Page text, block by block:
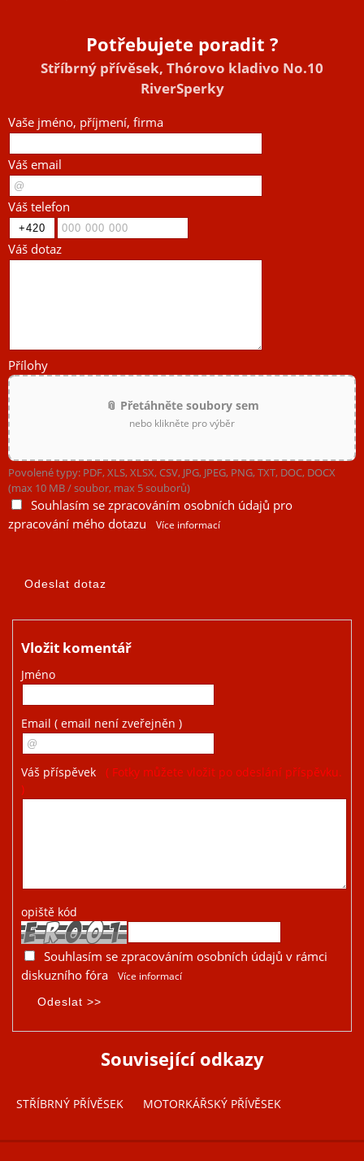
Potřebujete poradit ?
Stříbrný přívěsek, Thórovo kladivo No.10
RiverSperky
Vaše jméno, příjmení, firma
Váš email
Váš telefon
Váš dotaz
Přílohy
📎 Přetáhněte soubory sem
nebo klikněte pro výběr
Povolené typy: PDF, XLS, XLSX, CSV, JPG, JPEG, PNG, TXT, DOC, DOCX
(max 10 MB / soubor, max 5 souborů)
Souhlasím se zpracováním osobních údajů pro
zpracování mého dotazu
Více informací
Vložit komentář
Jméno
Email ( email není zveřejněn )
Váš příspěvek
( Fotky můžete vložit po odeslání příspěvku.
)
opiště kód
Souhlasím se zpracováním osobních údajů v rámci
diskuzního fóra
Více informací
Související odkazy
STŘÍBRNÝ PŘÍVĚSEK MOTORKÁŘSKÝ PŘÍVĚSEK